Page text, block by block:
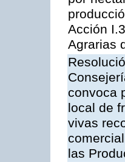
Acción
Agrarias
convoca
local de
vivas
las